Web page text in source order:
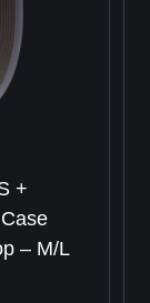
+
– M/L